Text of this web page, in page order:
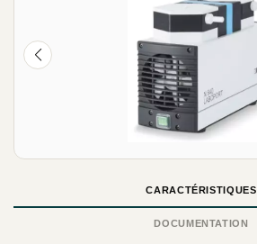
CARACTÉRISTIQUES
DOCUMENTATION